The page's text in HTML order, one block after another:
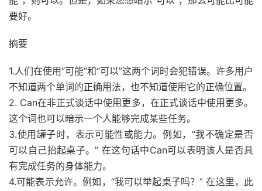
要好。
摘要
1.人们在使用“可能”和“可以”这两个词时会犯错误。许多用户
不知道两个单词的正确用法，也不知道使用它的正确位置。
2. Can在非正式谈话中使用更多，在正式谈话中使用更多。
这个词也可以暗示一个人能够完成某些任务。
3.使用罐子时，表示可能性或能力。例如，“我不确定是否
可以自己抬起桌子。” 在这句话中Can可以表明该人是否具
有完成任务的身体能力。
4.可能表示允许。例如，“我可以举起桌子吗？” 在这里，此